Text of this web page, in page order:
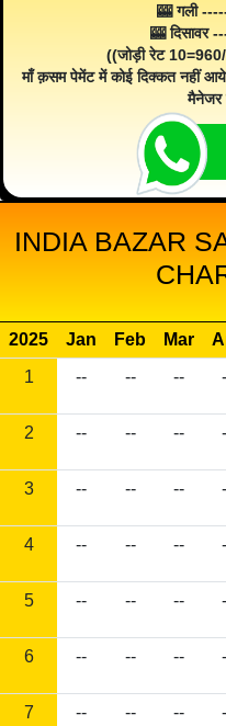
🎰 गली
🎰 दिसावर
((जोड़ी रेट
माँ क़सम पेमेंट में कोई दिक्कत नहीं
मैनेजर
INDIA BAZAR
2025 Jan Feb Mar
1
-- -- --
2 -- -- --
3 -- -- --
4 -- -- --
5 -- -- --
6 -- -- --
7 -- -- --